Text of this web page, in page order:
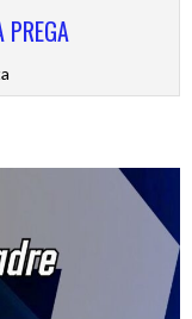
PREGA